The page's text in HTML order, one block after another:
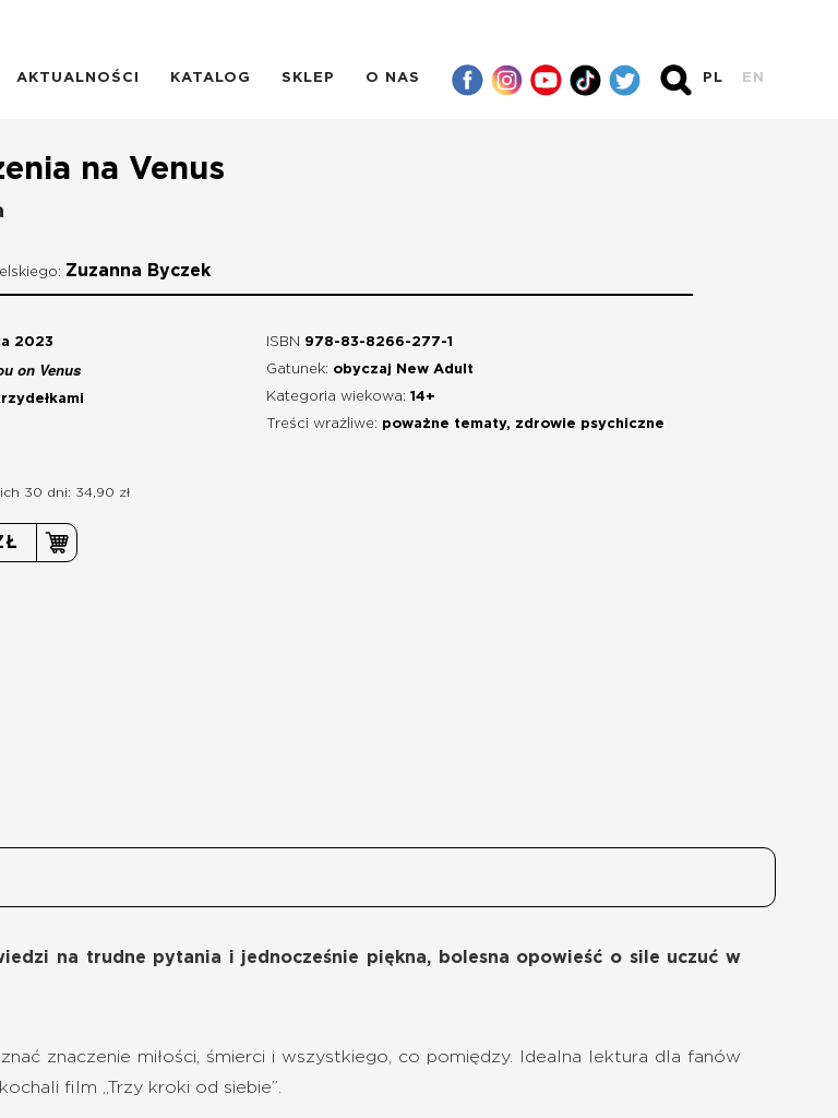
AKTUALNOŚCI KATALOG SKLEP O NAS PL EN
na Venus
Zuzanna Byczek
2023
on Venus
ISBN 978-83-8266-277-1
Gatunek: obyczaj New Adult
Kategoria wiekowa: 14+
Treści wrażliwe: poważne tematy, zdrowie psychiczne
30 dni: 34,90 zł
na trudne pytania i jednocześnie piękna, bolesna opowieść o sile uczuć w
znaczenie miłości, śmierci i wszystkiego, co pomiędzy. Idealna lektura dla fanów
film „Trzy kroki od siebie”.